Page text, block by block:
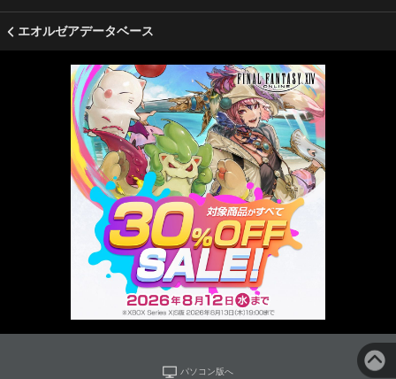
エオルゼアデータベース
パソコン版へ